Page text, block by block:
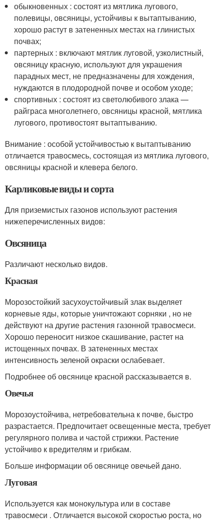
обыкновенных : состоят из мятлика лугового,
полевицы, овсяницы, устойчивы к вытаптыванию,
хорошо растут в затененных местах на глинистых
почвах;
партерных : включают мятлик луговой, узколистный,
овсяницу красную, используют для украшения
парадных мест, не предназначены для хождения,
нуждаются в плодородной почве и особом уходе;
спортивных : состоят из светолюбивого злака —
райграса многолетнего, овсяницы красной, мятлика
лугового, противостоят вытаптыванию.
Внимание : особой устойчивостью к вытаптыванию
отличается травосмесь, состоящая из мятлика лугового,
овсяницы красной и клевера белого.
Карликовые виды и сорта
Для приземистых газонов используют растения
нижеперечисленных видов:
Овсяница
Различают несколько видов.
Красная
Морозостойкий засухоустойчивый злак выделяет
корневые яды, которые уничтожают сорняки , но не
действуют на другие растения газонной травосмеси.
Хорошо переносит низкое скашивание, растет на
истощенных почвах. В затененных местах
интенсивность зеленой окраски ослабевает.
Подробнее об овсянице красной рассказывается в.
Овечья
Морозоустойчива, нетребовательна к почве, быстро
разрастается. Предпочитает освещенные места, требует
регулярного полива и частой стрижки. Растение
устойчиво к вредителям и грибкам.
Больше информации об овсянице овечьей дано.
Луговая
Используется как монокультура или в составе
травосмеси . Отличается высокой скоростью роста, но